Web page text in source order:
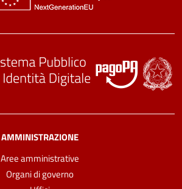
AMMINISTRAZIONE
Aree amministrative
Organi di governo